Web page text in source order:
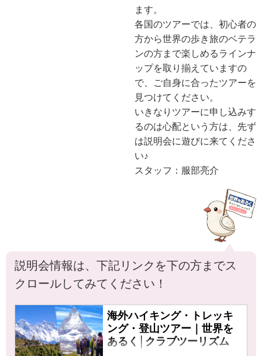
ます。
各国のツアーでは、初心者の
方から世界の歩き旅のベテラ
ンの方まで楽しめるラインナ
ップを取り揃えていますの
で、ご自身に合ったツアーを
見つけてください。
いきなりツアーに申し込みす
るのは心配という方は、先ず
は説明会に遊びに来てくださ
い♪
スタッフ：服部亮介
説明会情報は、下記リンクを下の方までス
クロールしてみてください！
海外ハイキング・トレッキ
ング・登山ツアー｜世界を
あるく│クラブツーリズム